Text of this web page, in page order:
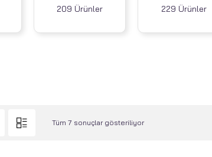
209 Ürünler
229 Ürünler
Tüm 7 sonuçlar gösteriliyor